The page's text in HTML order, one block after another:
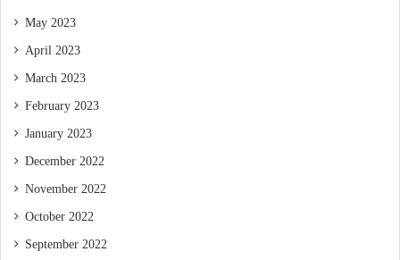
May 2023
April 2023
March 2023
February 2023
January 2023
December 2022
November 2022
October 2022
September 2022